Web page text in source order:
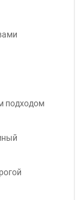
подходом